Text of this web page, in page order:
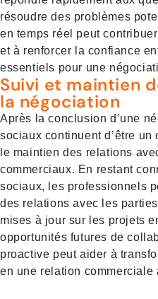
résoudre des problèmes
en temps réel peut
et à renforcer la confiance
essentiels pour une
Suivi et maintien
la négociation
Après la conclusion d’une
sociaux continuent d’être
le maintien des relations
commerciaux. En restant
sociaux, les professionnels
des relations avec les
mises à jour sur les projets
opportunités futures de
proactive peut aider à
en une relation commerciale